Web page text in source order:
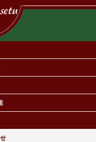
ームを専門とする工務店で